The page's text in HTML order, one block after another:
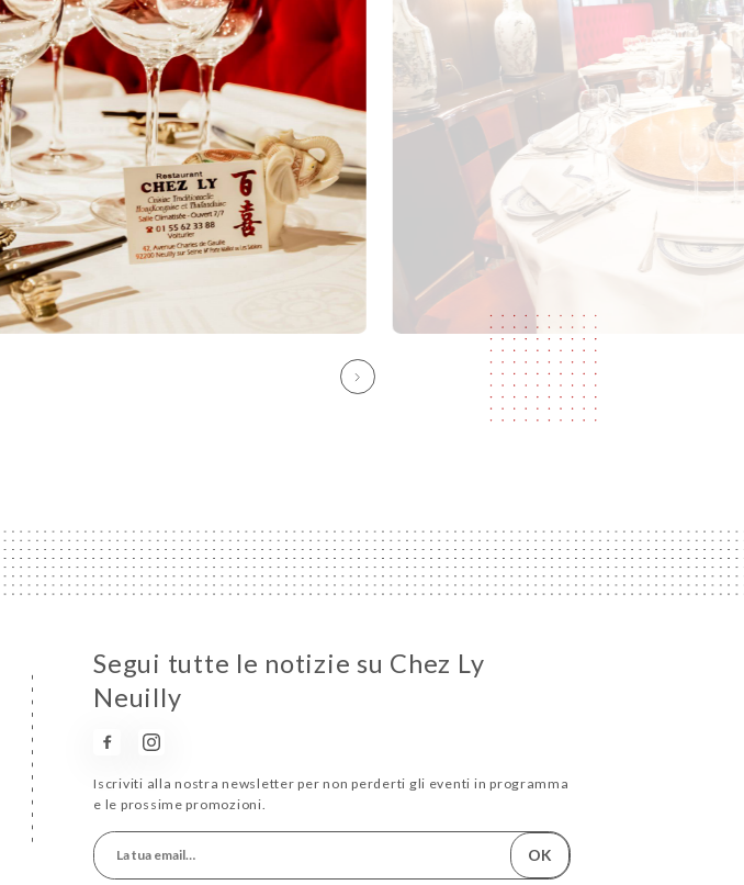
Segui tutte le notizie su Chez Ly
Neuilly
Iscriviti alla nostra newsletter per non perderti gli eventi in programma
e le prossime promozioni.
OK